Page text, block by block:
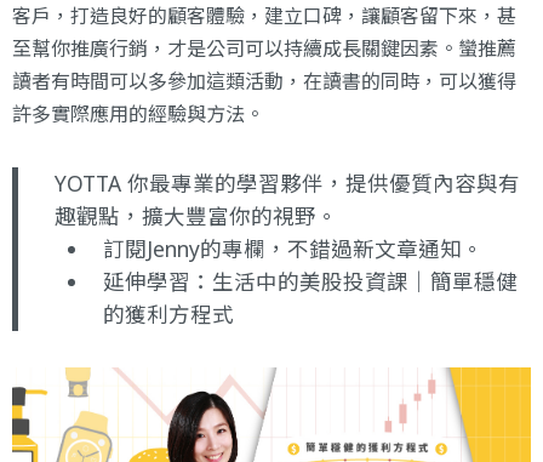
客戶，打造良好的顧客體驗，建立口碑，讓顧客留下來，甚
至幫你推廣行銷，才是公司可以持續成長關鍵因素。蠻推薦
讀者有時間可以多參加這類活動，在讀書的同時，可以獲得
許多實際應用的經驗與方法。
YOTTA 你最專業的學習夥伴，提供優質內容與有
趣觀點，擴大豐富你的視野。
訂閱Jenny的專欄 ，不錯過新文章通知。
延伸學習： 生活中的美股投資課｜簡單穩健
的獲利方程式